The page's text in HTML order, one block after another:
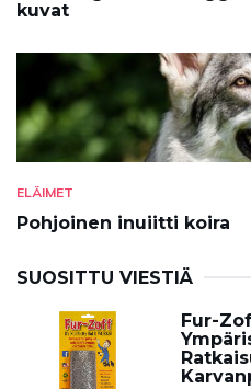
kuvat
ELÄIMET
Pohjoinen inuiitti koira
SUOSITTU VIESTIÄ
Fur-